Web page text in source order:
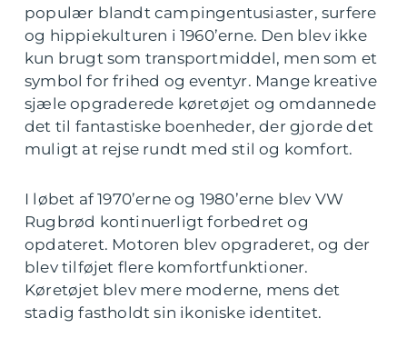
populær blandt campingentusiaster, surfere
og hippiekulturen i 1960’erne. Den blev ikke
kun brugt som transportmiddel, men som et
symbol for frihed og eventyr. Mange kreative
sjæle opgraderede køretøjet og omdannede
det til fantastiske boenheder, der gjorde det
muligt at rejse rundt med stil og komfort.
I løbet af 1970’erne og 1980’erne blev VW
Rugbrød kontinuerligt forbedret og
opdateret. Motoren blev opgraderet, og der
blev tilføjet flere komfortfunktioner.
Køretøjet blev mere moderne, mens det
stadig fastholdt sin ikoniske identitet.